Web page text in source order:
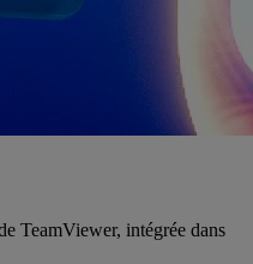
TeamViewer, intégrée dans